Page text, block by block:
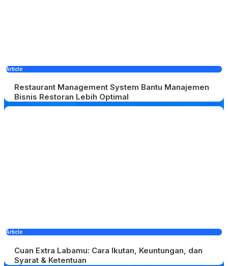
Article
Restaurant Management System Bantu Manajemen
Bisnis Restoran Lebih Optimal
Article
Cuan Extra Labamu: Cara Ikutan, Keuntungan, dan
Syarat & Ketentuan